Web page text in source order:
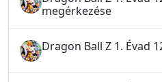
megérkezése
Dragon Ball Z 1. Évad